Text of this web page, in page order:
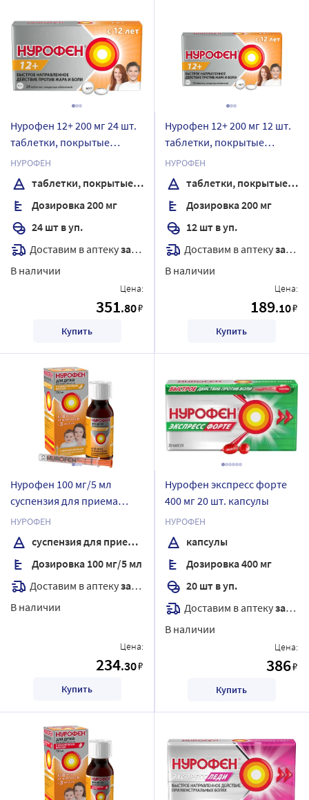
Нурофен 12+ 200 мг 24 шт.
таблетки, покрытые
оболочкой
НУРОФЕН
таблетки, покрытые оболочкой
Дозировка 200 мг
24 шт в уп.
Доставим в аптекузавтра
В наличии
Цена:
351.80₽
Купить
Нурофен 12+ 200 мг 12 шт.
таблетки, покрытые
оболочкой
НУРОФЕН
таблетки, покрытые оболочкой
Дозировка 200 мг
12 шт в уп.
Доставим в аптекузавтра
В наличии
Цена:
189.10₽
Купить
Нурофен 100 мг/5 мл
суспензия для приема
внутрь вкус апельсин 150
мл
НУРОФЕН
суспензия для приема внутрь
Дозировка 100 мг/5 мл
Доставим в аптекузавтра
В наличии
Цена:
234.30₽
Купить
Нурофен экспресс форте
400 мг 20 шт. капсулы
НУРОФЕН
капсулы
Дозировка 400 мг
20 шт в уп.
Доставим в аптекузавтра
В наличии
Цена:
386₽
Купить